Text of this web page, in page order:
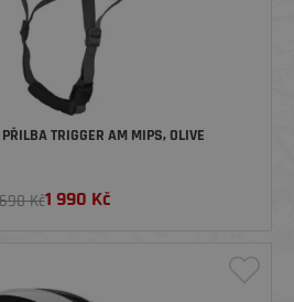
TRIGGER AM MIPS, OLIVE
Kč1 990 Kč